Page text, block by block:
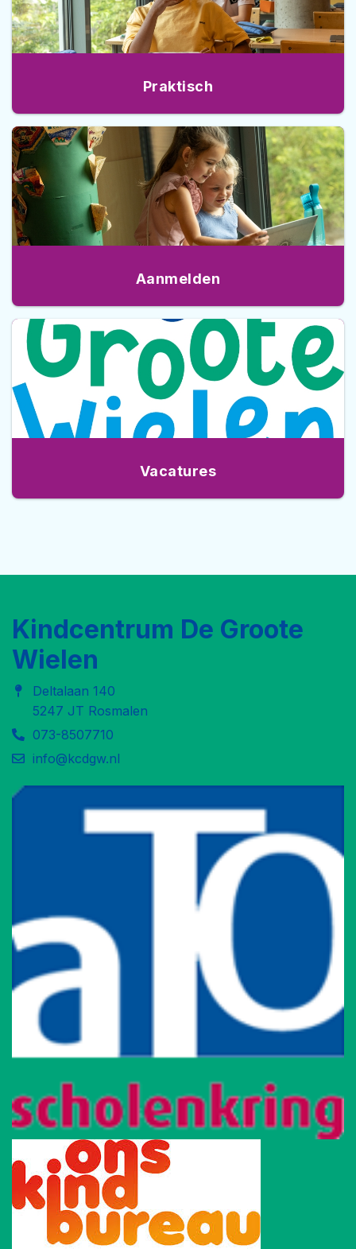
Praktisch
Aanmelden
Vacatures
Kindcentrum De Groote
Wielen
Deltalaan 140
5247 JT Rosmalen
073-8507710
info@kcdgw.nl